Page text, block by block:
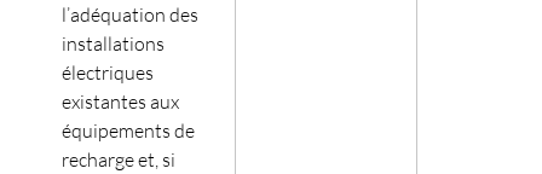
l’adéquation des
installations
électriques
existantes aux
équipements de
recharge et, si